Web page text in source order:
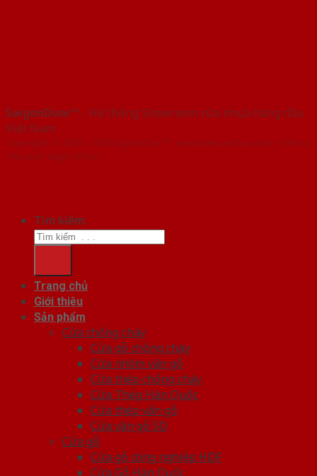
SaigonDoor™ - Hệ thống Showroom cửa nhựa hàng đầu
Việt Nam
Copyright ⓒ 2016 – 2026 SaigonDoor™ - www.bancuanhua.com | Đơn vị
chủ quản SaigonDoor
Tìm kiếm:
Trang chủ
Giới thiệu
Sản phẩm
Cửa chống cháy
Cửa gỗ chống cháy
Cửa nhôm vân gỗ
Cửa thép chống cháy
Cửa Thép Hàn Quốc
Cửa thép vân gỗ
Cửa vân gỗ 5D
Cửa gỗ
Cửa gỗ công nghiệp HDF
Cửa Gỗ Hàn Quốc